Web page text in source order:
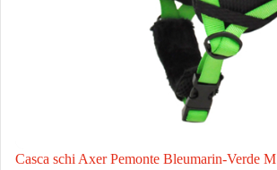
Casca schi Axer Pemonte Bleumarin-Verde M